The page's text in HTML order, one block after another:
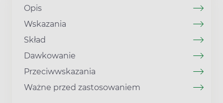
Opis
Wskazania
Skład
Dawkowanie
Przeciwwskazania
Ważne przed zastosowaniem